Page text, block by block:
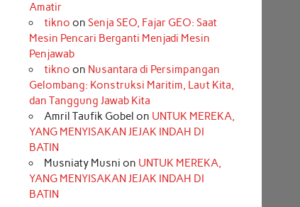
Amatir
tikno on Senja SEO, Fajar GEO: Saat
Mesin Pencari Berganti Menjadi Mesin
Penjawab
tikno on Nusantara di Persimpangan
Gelombang: Konstruksi Maritim, Laut Kita,
dan Tanggung Jawab Kita
Amril Taufik Gobel on UNTUK MEREKA,
YANG MENYISAKAN JEJAK INDAH DI
BATIN
Musniaty Musni on UNTUK MEREKA,
YANG MENYISAKAN JEJAK INDAH DI
BATIN